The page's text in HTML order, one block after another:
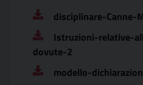
disciplinare-Canne-
Istruzioni-relative-
dovute-2
modello-